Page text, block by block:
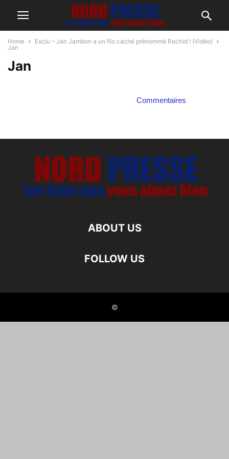
Home
Exclu – Jan Jambon a un fils caché prénommé Rachid ! (Vidéo)
Jan
Jan
Commentaires
ABOUT US
FOLLOW US
©